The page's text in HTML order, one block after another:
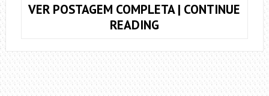
VER POSTAGEM COMPLETA | CONTINUE
READINGBOSSA
O
PRINCÍPIO
PRA